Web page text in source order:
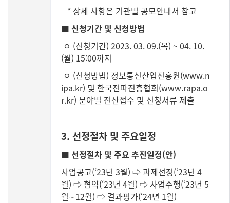
* 상세 사항은 기관별 공모안내서 참고
■ 신청기간 및 신청방법
ㅇ (신청기간) 2023. 03. 09.(목) ~ 04. 10.
(월) 15:00까지
ㅇ (신청방법) 정보통신산업진흥원(www.n
ipa.kr) 및 한국전파진흥협회(www.rapa.o
r.kr) 분야별 전산접수 및 신청서류 제출
3. 선정절차 및 주요일정
■ 선정절차 및 주요 추진일정(안)
사업공고(‘23년 3월) ⇨ 과제선정(‘23년 4
월) ⇨ 협약(‘23년 4월) ⇨ 사업수행(‘23년 5
월∼12월) ⇨ 결과평가(‘24년 1월)